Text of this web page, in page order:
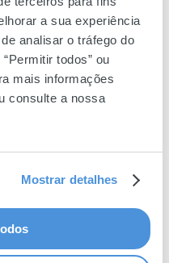
a sua experiência
analisar o tráfego do
todos” ou
mais informações
consulte a nossa
Mostrar detalhes
de tecido é cortado
costureiras, que
de tecido;
que